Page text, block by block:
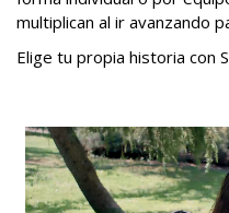
multiplican al ir avanzando
Elige tu propia historia con